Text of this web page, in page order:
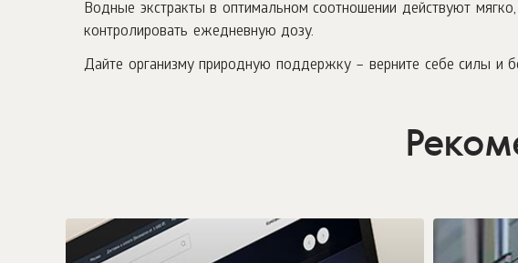
Водные экстракты в оптимальном соотношении действуют
контролировать ежедневную дозу.
Дайте организму природную поддержку – верните себе силы и